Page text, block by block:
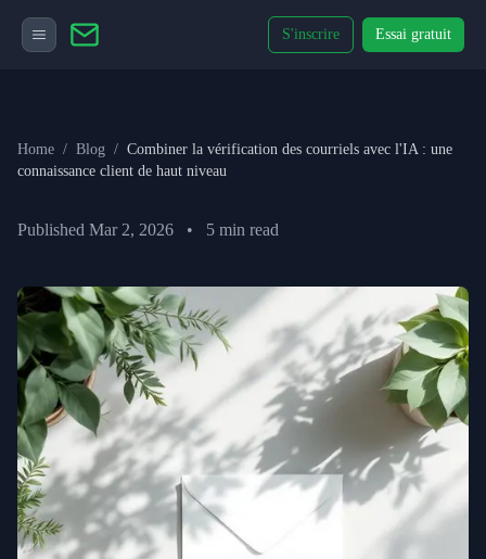
S'inscrire Essai gratuit
Home / Blog / Combiner la vérification des courriels avec l'IA : une
connaissance client de haut niveau
Published Mar 2, 2026 • 5 min read